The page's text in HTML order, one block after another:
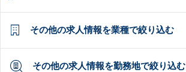
その他の求人情報を業種で絞り込む
その他の求人情報を勤務地で絞り込む